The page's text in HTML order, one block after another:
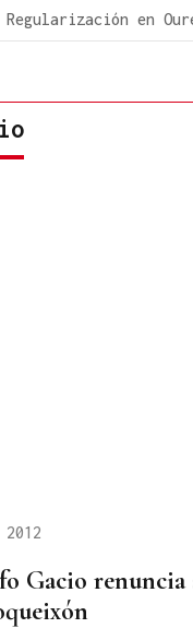
Regularización en
2012
Gacio renuncia